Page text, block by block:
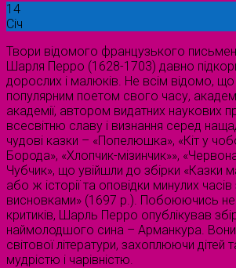
14
Січ
Твори відомого французького
Шарля Перро (1628-1703) давно
дорослих і малюків. Не всім відомо, що
популярним поетом свого часу,
академії, автором видатних наукових
всесвітню славу і визнання серед
чудові казки – «Попелюшка», «Кіт у
Борода», «Хлопчик-мізинчик»»,
Чубчик», що увійшли до збірки «Казки
або ж історії та оповідки минулих
висновками» (1697 р.). Побоюючись
критиків, Шарль Перро опублікував
наймолодшого сина – Арманкура.
світової літератури, захоплюючи
мудрістю і чарівністю.